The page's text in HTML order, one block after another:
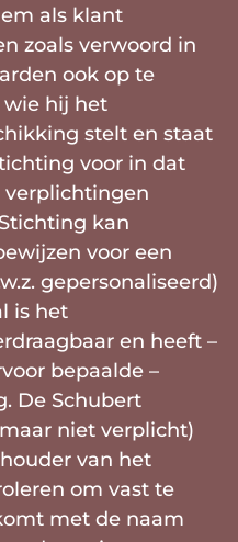
als klant
zoals verwoord in
ook op te
wie hij het
stelt en staat
voor in dat
verplichtingen
kan
voor een
gepersonaliseerd)
is het
en heeft –
bepaalde –
De Schubert
niet verplicht)
van het
om vast te
met de naam